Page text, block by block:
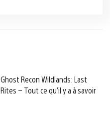
Ghost Recon Wildlands: Last
Rites – Tout ce qu’il y a à savoir